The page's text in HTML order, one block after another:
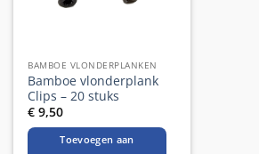
BAMBOE VLONDERPLANKEN
Bamboe vlonderplank
Clips – 20 stuks
€ 9,50
Toevoegen aan